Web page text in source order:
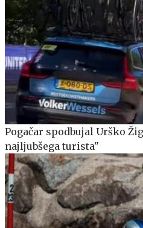
Pogačar spodbujal Urško
najljubšega turista"